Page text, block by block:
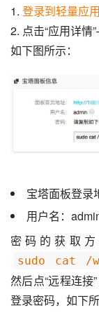
1. 登录到轻量应
2. 点击“应用详情
如下图所示：
宝塔面板登录
用户名：
密码的获取
sudo cat /
然后点“远程连
登录密码，如下所